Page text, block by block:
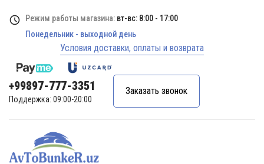
Режим работы магазина: вт-вс: 8:00 - 17:00
Понедельник - выходной день
Условия доставки, оплаты и возврата
+99897-777-3351
Поддержка: 09:00-20:00
Заказать звонок